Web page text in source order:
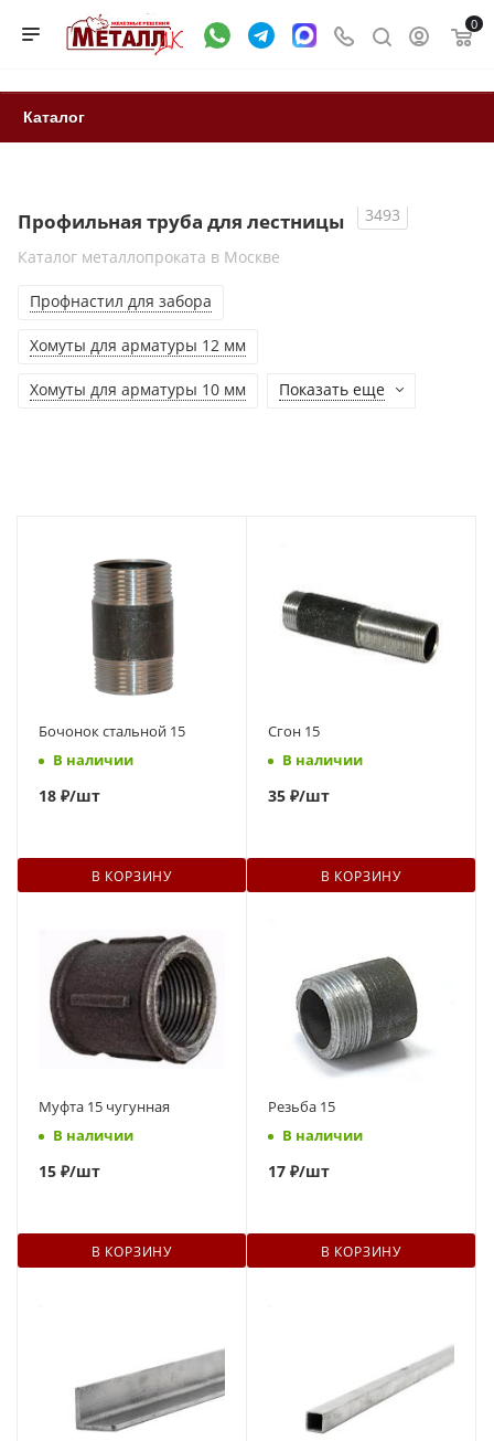
0
Каталог
Профильная труба для лестницы
3493
Каталог металлопроката в Москве
Профнастил для забора
Хомуты для арматуры 12 мм
Хомуты для арматуры 10 мм Показать еще
Бочонок стальной 15
В наличии
18 ₽/шт
В КОРЗИНУ
Сгон 15
В наличии
35 ₽/шт
В КОРЗИНУ
Муфта 15 чугунная
В наличии
15 ₽/шт
В КОРЗИНУ
Резьба 15
В наличии
17 ₽/шт
В КОРЗИНУ